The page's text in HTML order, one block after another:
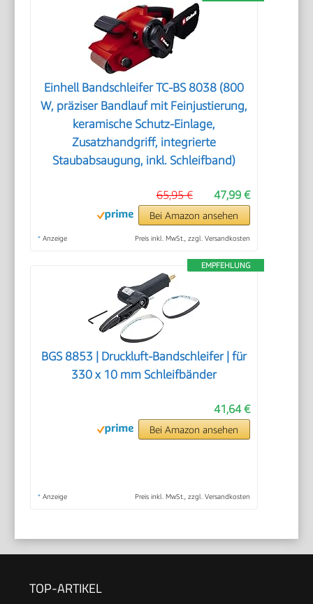
Einhell Bandschleifer TC-BS 8038 (800
W, präziser Bandlauf mit Feinjustierung,
keramische Schutz-Einlage,
Zusatzhandgriff, integrierte
Staubabsaugung, inkl. Schleifband)
47,99 €
65,95 €
Bei Amazon ansehen
* Anzeige Preis inkl. MwSt., zzgl. Versandkosten
EMPFEHLUNG
BGS 8853 | Druckluft-Bandschleifer | für
330 x 10 mm Schleifbänder
41,64 €
Bei Amazon ansehen
* Anzeige Preis inkl. MwSt., zzgl. Versandkosten
TOP-ARTIKEL